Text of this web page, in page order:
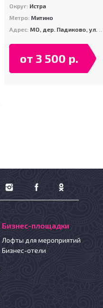
Округ: Истра
Метро: Митино
Адрес: МО, дер. Падиково, ул. Конная (КСК "Дивный")
от 3 500 р.
Бизнес-площадки
Лофты для мероприятий
Бизнес-отели